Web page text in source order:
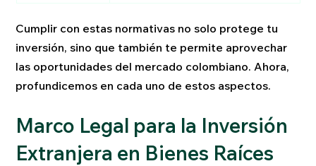
Cumplir con estas normativas no solo protege tu
inversión, sino que también te permite aprovechar
las oportunidades del mercado colombiano. Ahora,
profundicemos en cada uno de estos aspectos.
Marco Legal para la Inversión
Extranjera en Bienes Raíces